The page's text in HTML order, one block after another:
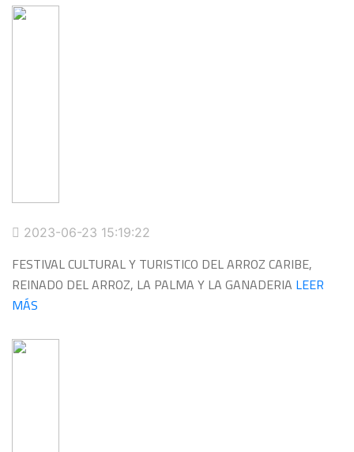
2023-06-23 15:19:22
FESTIVAL CULTURAL Y TURISTICO DEL ARROZ CARIBE,
REINADO DEL ARROZ, LA PALMA Y LA GANADERIA LEER
MÁS